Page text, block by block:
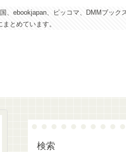
ebookjapan、ピッコマ、DMMブック
とめています。
検索